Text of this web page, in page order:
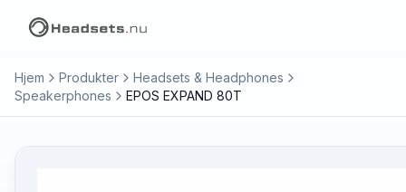
Hjem Produkter
Headsets & Headphones
Speakerphones
EPOS EXPAND 80T